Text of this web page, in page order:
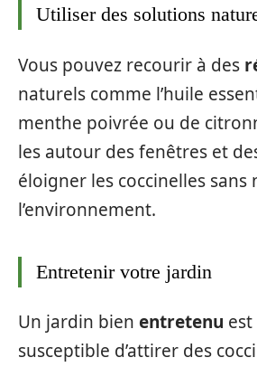
Utiliser des solutions
Vous pouvez recourir à des
naturels comme l’huile
menthe poivrée ou de
les autour des fenêtres et
éloigner les coccinelles sans
l’environnement.
Entretenir votre jardin
Un jardin bien entretenu
susceptible d’attirer des